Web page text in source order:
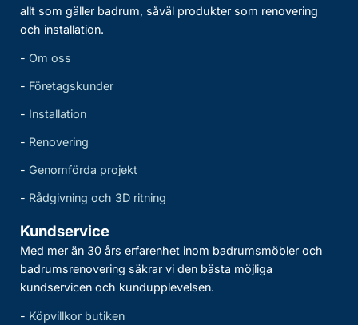
allt som gäller badrum, såväl produkter som renovering
och installation.
- Om oss
- Företagskunder
- Installation
- Renovering
- Genomförda projekt
- Rådgivning och 3D ritning
Kundservice
Med mer än 30 års erfarenhet inom badrumsmöbler och
badrumsrenovering säkrar vi den bästa möjliga
kundservicen och kundupplevelsen.
- Köpvillkor butiken